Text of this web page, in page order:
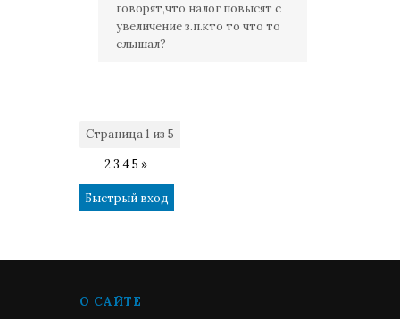
говорят,что налог повысят с
увеличение з.п.кто то что то
слышал?
Страница1 из 5
2 3 45 »
О САЙТЕ